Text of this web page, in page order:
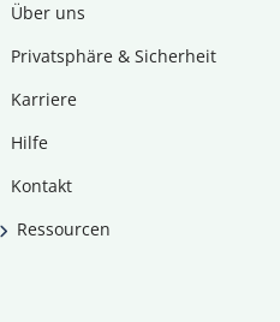
Über uns
Privatsphäre & Sicherheit
Karriere
Hilfe
Kontakt
Ressourcen